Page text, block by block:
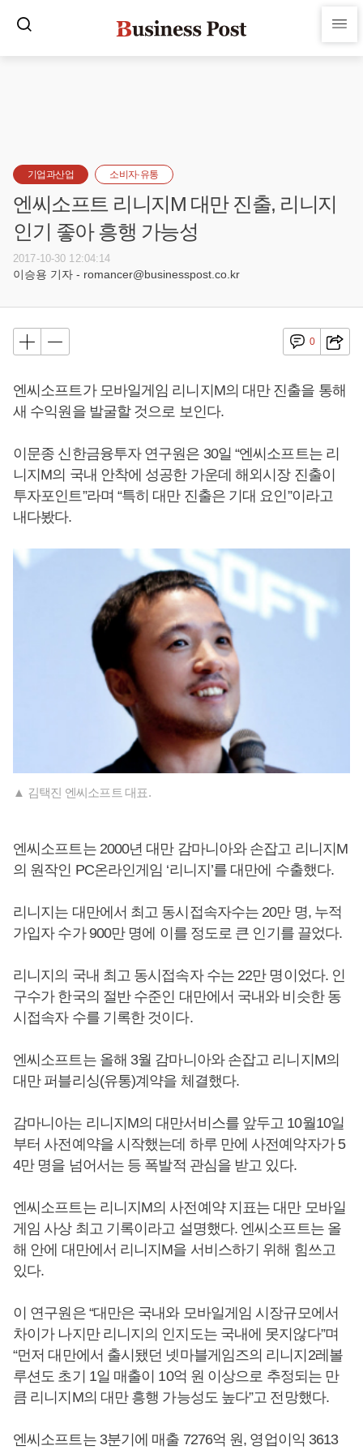
기업과산업 소비자·유통
엔씨소프트 리니지M 대만 진출, 리니지
인기 좋아 흥행 가능성
2017-10-30 12:04:14
이승용 기자 - romancer@businesspost.co.kr
0
엔씨소프트가 모바일게임 리니지M의 대만 진출을 통해
새 수익원을 발굴할 것으로 보인다.
이문종 신한금융투자 연구원은 30일 “엔씨소프트는 리
니지M의 국내 안착에 성공한 가운데 해외시장 진출이
투자포인트”라며 “특히 대만 진출은 기대 요인”이라고
내다봤다.
▲ 김택진 엔씨소프트 대표.
엔씨소프트는 2000년 대만 감마니아와 손잡고 리니지M
의 원작인 PC온라인게임 ‘리니지’를 대만에 수출했다.
리니지는 대만에서 최고 동시접속자수는 20만 명, 누적
가입자 수가 900만 명에 이를 정도로 큰 인기를 끌었다.
리니지의 국내 최고 동시접속자 수는 22만 명이었다. 인
구수가 한국의 절반 수준인 대만에서 국내와 비슷한 동
시접속자 수를 기록한 것이다.
엔씨소프트는 올해 3월 감마니아와 손잡고 리니지M의
대만 퍼블리싱(유통)계약을 체결했다.
감마니아는 리니지M의 대만서비스를 앞두고 10월10일
부터 사전예약을 시작했는데 하루 만에 사전예약자가 5
4만 명을 넘어서는 등 폭발적 관심을 받고 있다.
엔씨소프트는 리니지M의 사전예약 지표는 대만 모바일
게임 사상 최고 기록이라고 설명했다. 엔씨소프트는 올
해 안에 대만에서 리니지M을 서비스하기 위해 힘쓰고
있다.
이 연구원은 “대만은 국내와 모바일게임 시장규모에서
차이가 나지만 리니지의 인지도는 국내에 못지않다”며
“먼저 대만에서 출시됐던 넷마블게임즈의 리니지2레볼
루션도 초기 1일 매출이 10억 원 이상으로 추정되는 만
큼 리니지M의 대만 흥행 가능성도 높다”고 전망했다.
엔씨소프트는 3분기에 매출 7276억 원, 영업이익 3613